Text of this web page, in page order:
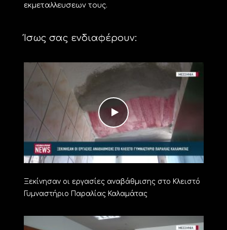
εκμεταλλευσεων τους.
Ίσως σας ενδιαφέρουν:
Ξεκίνησαν οι εργασίες αναβάθμισης στο Κλειστό
Γυμναστήριο Παραλίας Καλαμάτας